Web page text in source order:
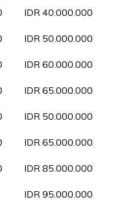
IDR 40.000.000
IDR 50.000.000
IDR 60.000.000
IDR 65.000.000
IDR 50.000.000
IDR 65.000.000
IDR 85.000.000
IDR 95.000.000